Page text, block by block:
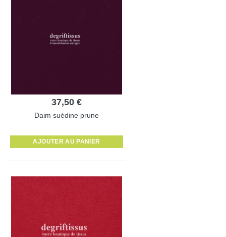
37,50 €
Daim suédine prune
AJOUTER AU PANIER